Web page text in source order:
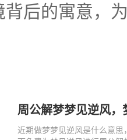
后的寓意，
周公解梦梦见逆风
近期做梦梦见逆风是什么意